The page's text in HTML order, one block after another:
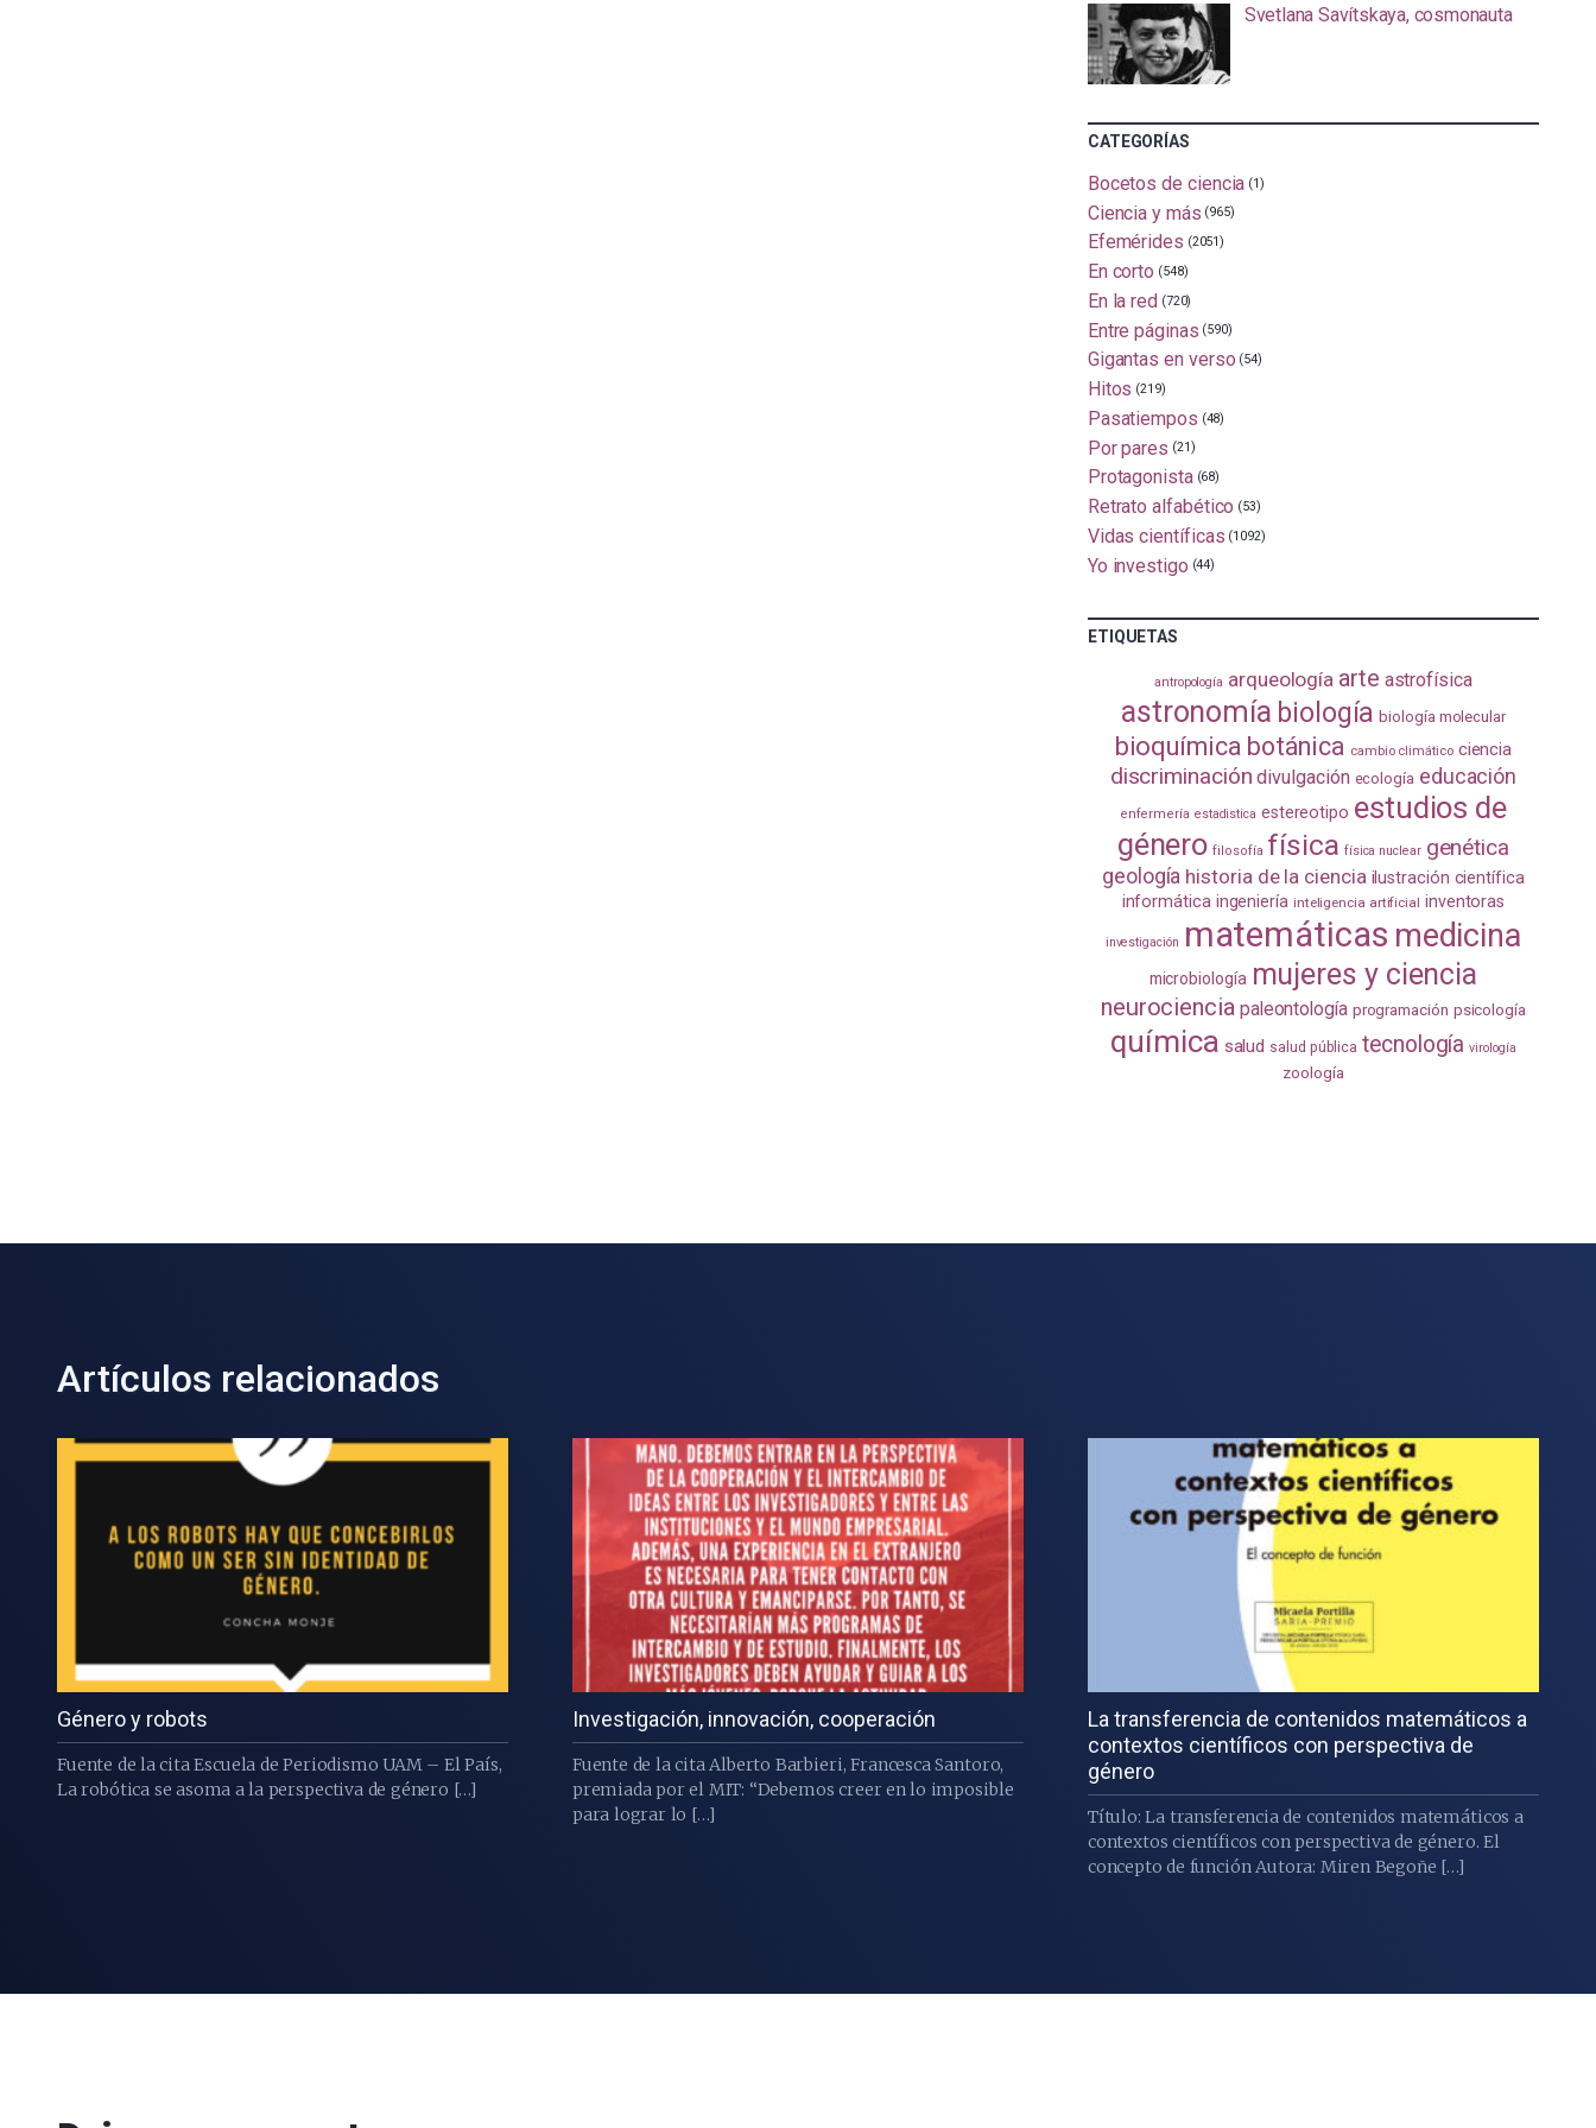
Svetlana Savítskaya, cosmonauta
CATEGORÍAS
Bocetos de ciencia (1)
Ciencia y más (965)
Efemérides (2051)
En corto (548)
En la red (720)
Entre páginas (590)
Gigantas en verso (54)
Hitos (219)
Pasatiempos (48)
Por pares (21)
Protagonista (68)
Retrato alfabético (53)
Vidas científicas (1092)
Yo investigo (44)
ETIQUETAS
antropología arqueología arte astrofísica
astronomía biología biología molecular
bioquímica botánica cambio climático ciencia
discriminación divulgación ecología educación
enfermería estadistica estereotipo estudios de
género filosofía física física nuclear genética
geología historia de la ciencia ilustración científica
informática ingeniería inteligencia artificial inventoras
investigación matemáticas medicina
microbiología mujeres y ciencia
neurociencia paleontología programación psicología
química salud salud pública tecnología virología
zoología
Artículos relacionados
Género y robots
Fuente de la cita Escuela de Periodismo UAM – El País,
La robótica se asoma a la perspectiva de género […]
Investigación, innovación, cooperación
Fuente de la cita Alberto Barbieri, Francesca Santoro,
premiada por el MIT: “Debemos creer en lo imposible
para lograr lo […]
La transferencia de contenidos matemáticos a
contextos científicos con perspectiva de
género
Título: La transferencia de contenidos matemáticos a
contextos científicos con perspectiva de género. El
concepto de función Autora: Miren Begoñe […]